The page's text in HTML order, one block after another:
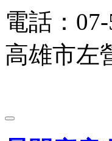
電話：
高雄市左